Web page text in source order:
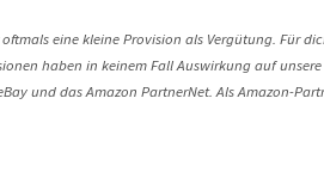
eine kleine Provision als Vergütung. Für
haben in keinem Fall Auswirkung auf unsere
und das Amazon PartnerNet. Als Amazon-